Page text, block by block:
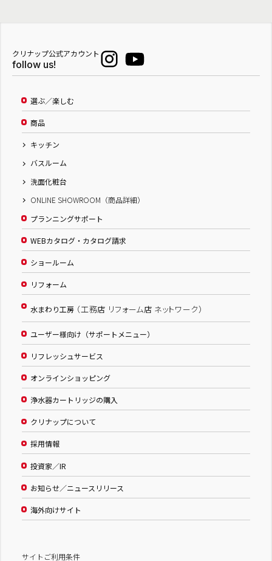
クリナップ公式アカウント
follow us!
選ぶ／楽しむ
商品
キッチン
バスルーム
洗面化粧台
ONLINE SHOWROOM（商品詳細）
プランニングサポート
WEBカタログ・カタログ請求
ショールーム
リフォーム
水まわり工房 （工務店 リフォーム店 ネットワーク）
ユーザー様向け（サポートメニュー）
リフレッシュサービス
オンラインショッピング
浄水器カートリッジの購入
クリナップについて
採用情報
投資家／IR
お知らせ／ニュースリリース
海外向けサイト
サイトご利用条件